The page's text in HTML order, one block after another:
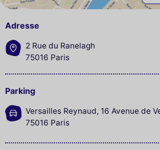
Adresse
2 Rue du Ranelagh
75016 Paris
Parking
Versailles Reynaud, 16 Avenue de
75016 Paris